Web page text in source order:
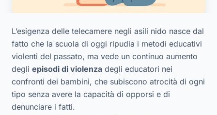
L’esigenza delle telecamere negli asili nido nasce dal
fatto che la scuola di oggi ripudia i metodi educativi
violenti del passato, ma vede un continuo aumento
degli episodi di violenza degli educatori nei
confronti dei bambini, che subiscono atrocità di ogni
tipo senza avere la capacità di opporsi e di
denunciare i fatti.